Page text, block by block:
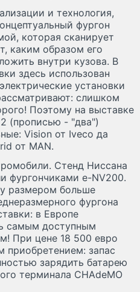
и технология,
фургон
которая сканирует
каким образом его
внутри кузова. В
здесь использован
установки
слишком
Поэтому на выставке
(прописью - "два")
Vision от Iveco да
от MAN.
Стенд Ниссана
фургончиками e-NV200.
размером больше
фургона
в Европе
самым доступным
При цене 18 500 евро
приобретением: запас
зарядить батарею
терминала CHAdeMO